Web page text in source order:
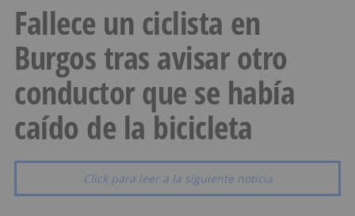
Fallece un ciclista en
Burgos tras avisar otro
conductor que se había
caído de la bicicleta
Click para leer a la siguiente noticia